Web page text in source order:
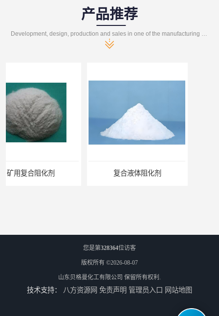
产品推荐
Development, design, production and sales in one of the manufacturing enterprises
复合液体阻化剂 矿用阻化剂
您是第328364位访客
版权所有 ©2026-08-07
山东贝格曼化工有限公司 保留所有权利.
技术支持： 八方资源网 免责声明 管理员入口 网站地图